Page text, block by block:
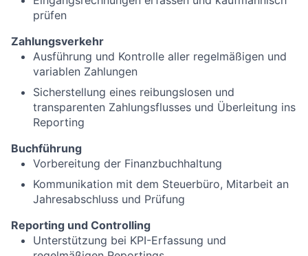
prüfen
Zahlungsverkehr
Ausführung und Kontrolle aller regelmäßigen und
variablen Zahlungen
Sicherstellung eines reibungslosen und
transparenten Zahlungsflusses und Überleitung ins
Reporting
Buchführung
Vorbereitung der Finanzbuchhaltung
Kommunikation mit dem Steuerbüro, Mitarbeit an
Jahresabschluss und Prüfung
Reporting und Controlling
Unterstützung bei KPI-Erfassung und